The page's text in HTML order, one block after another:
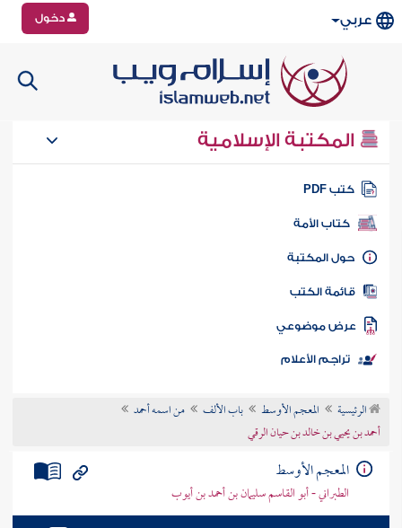
عربي دخول
المكتبة الإسلامية
كتب PDF
كتاب الأمة
المكتبة
الكتب
موضوعي
تراجم الأعلام
الرئيسية المعجم الأوسط باب الألف
من اسمه أحمد
أحمد بن يحيي بن خالد بن حيان الرقي
المعجم الأوسط
الطبراني - أبو القاسم سليمان بن أحمد بن أيوب